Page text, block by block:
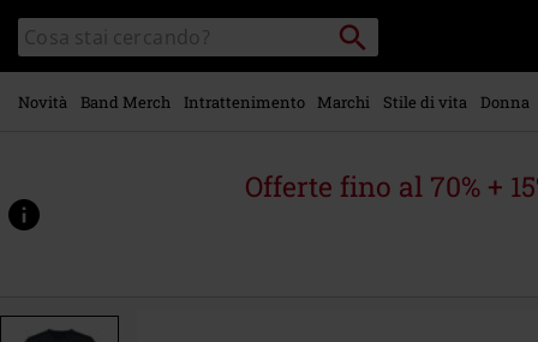
contenuto
principale
Cerca
nel
catalogo
Cerca
Punto
di
ritiro
Novità Band Merch Intrattenimento Marchi Stile di vita Donna
Offerte fino al 70% +
www.emp-